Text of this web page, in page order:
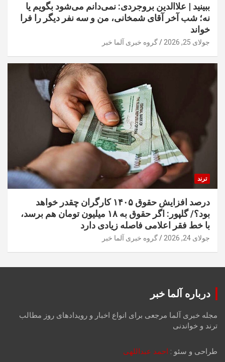
ببینید | علاالدین بروجردی: نمی‌دانم می‌شود بگویم یا
نه؛ شب آخر آقای شمخانی، من و سه نفر دیگر را فرا
خواند
جولای 25, 2026 گروه خبری آلما خبر
ترند
درصد افزایش حقوق ۱۴۰۵ کارگران چقدر خواهد
بود؟/ گلپور: اگر حقوق به ۱۸ میلیون تومان هم برسد،
با خط فقر اعلامی فاصله زیادی دارد
جولای 24, 2026 گروه خبری آلما خبر
درباره آلما خبر
مجله خبری آلما مرجعی برای انواع اخبار و رویدادهای روز مطالب
ترند و خواندنی
طراحی و سئو : احمد عبداللهی